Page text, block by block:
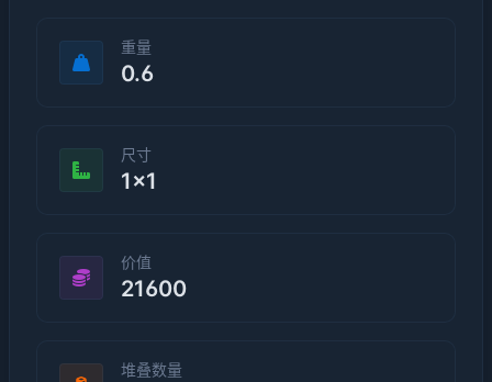
重量
0.6
尺寸
1×1
价值
21600
堆叠数量